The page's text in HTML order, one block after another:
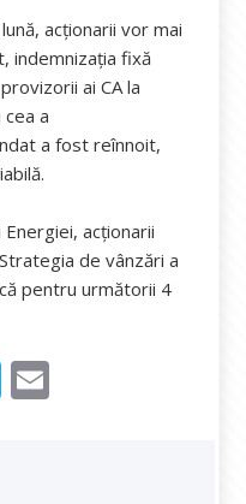
acționarii vor mai
indemnizația fixă
ai CA la
a
a fost reînnoit,
acționarii
de vânzări a
pentru următorii 4
T